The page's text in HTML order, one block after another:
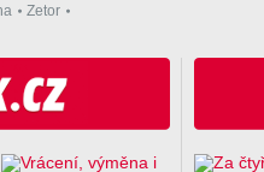
Zetor